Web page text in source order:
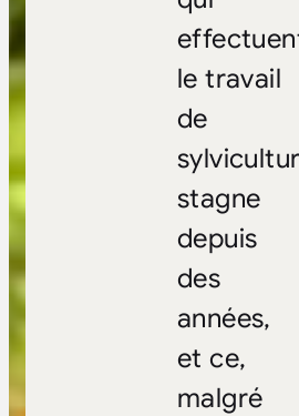
le travail
de
stagne
depuis
des
années,
et ce,
malgré